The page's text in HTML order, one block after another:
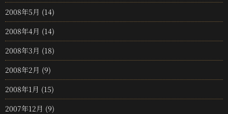
2008年5月 (14)
2008年4月 (14)
2008年3月 (18)
2008年2月 (9)
2008年1月 (15)
2007年12月 (9)